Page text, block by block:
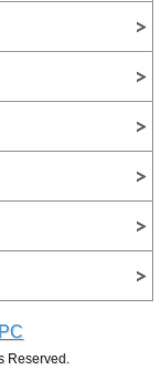
PC
Reserved.